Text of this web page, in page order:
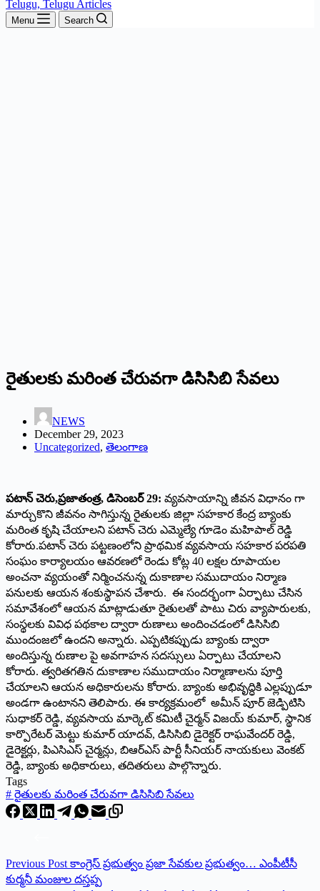
Menu Search
రైతులకు మరింత చేరువగా డిసిసిబి సేవలు
NEWS
December 29, 2023
Uncategorized, తెలంగాణ
పటాన్ చెరు,ప్రజాతంత్ర, డిసెంబర్ 29: వ్యవసాయాన్ని జీవన విధానం గా
మార్చుకొని జీవనం సాగిస్తున్న రైతులకు జిల్లా సహకార కేంద్ర బ్యాంకు
మరింత కృషి చేయాలని పటాన్ చెరు ఎమ్మెల్యే గూడెం మహిపాల్ రెడ్డి
కోరారు.పటాన్ చెరు పట్టణంలోని ప్రాథమిక వ్యవసాయ సహకార పరపతి
సంఘం కార్యాలయం ఆవరణలో రెండు కోట్ల 40 లక్షల రూపాయల
అంచనా వ్యయంతో నిర్మించనున్న దుకాణాల సముదాయం నిర్మాణ
పనులకు ఆయన శంకుస్థాపన చేశారు. ఈ సందర్భంగా ఏర్పాటు చేసిన
సమావేశంలో ఆయన మాట్లాడుతూ రైతులతో పాటు చిరు వ్యాపారులకు,
సంస్థలకు వివిధ పథకాల ద్వారా రుణాలు అందించడంలో డిసిసిబి
ముందంజలో ఉందని అన్నారు. ఎప్పటికప్పుడు బ్యాంకు ద్వారా
అందిస్తున్న రుణాల పై అవగాహన సదస్సులు ఏర్పాటు చేయాలని
కోరారు. త్వరితగతిన దుకాణాల సముదాయం నిర్మాణాలను పూర్తి
చేయాలని ఆయన అధికారులను కోరారు. బ్యాంకు అభివృద్ధికి ఎల్లప్పుడూ
అండగా ఉంటానని తెలిపారు. ఈ కార్యక్రమంలో అమీన్ పూర్ జెడ్పిటిసి
సుధాకర్ రెడ్డి, వ్యవసాయ మార్కెట్ కమిటీ చైర్మన్ విజయ్ కుమార్, స్థానిక
కార్పొరేటర్ మెట్టు కుమార్ యాదవ్, డిసిసిబి డైరెక్టర్ రాఘవేందర్ రెడ్డి,
డైరెక్టర్లు, పిఎసిఎస్ చైర్మన్లు, బిఆర్ఎస్ పార్టీ సీనియర్ నాయకులు వెంకట్
రెడ్డి, బ్యాంకు అధికారులు, తదితరులు పాల్గొన్నారు.
Tags
# రైతులకు మరింత చేరువగా డిసిసిబి సేవలు
Previous Post కాంగ్రెస్ ప్రభుత్వం ప్రజా సేవకుల ప్రభుత్వం… ఎంపీటీసీ
కుర్మనీ మంజుల దస్తప్ప